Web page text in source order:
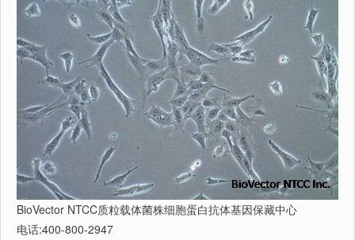
BioVector NTCC质粒载体菌株细胞蛋白抗体基因保藏中心
电话:400-800-2947